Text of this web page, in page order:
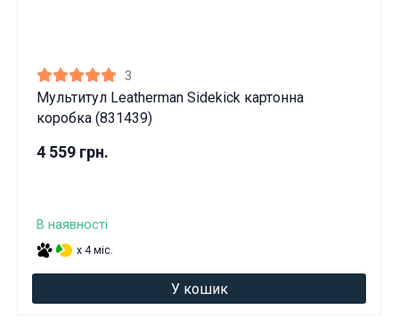
3
Мультитул Leatherman Sidekick картонна
коробка (831439)
4 559 грн.
В наявності
x 4 міс.
У кошик